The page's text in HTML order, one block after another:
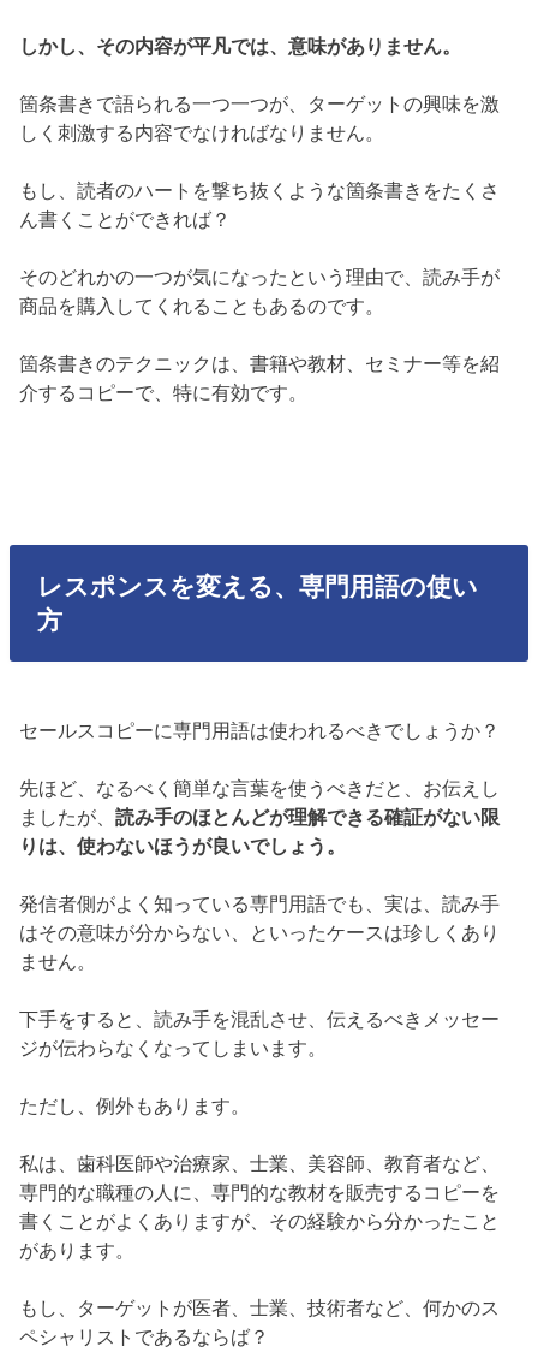
しかし、その内容が平凡では、意味がありません。
箇条書きで語られる一つ一つが、ターゲットの興味を激
しく刺激する内容でなければなりません。
もし、読者のハートを撃ち抜くような箇条書きをたくさ
ん書くことができれば？
そのどれかの一つが気になったという理由で、読み手が
商品を購入してくれることもあるのです。
箇条書きのテクニックは、書籍や教材、セミナー等を紹
介するコピーで、特に有効です。
レスポンスを変える、専門用語の使い
方
セールスコピーに専門用語は使われるべきでしょうか？
先ほど、なるべく簡単な言葉を使うべきだと、お伝えし
ましたが、読み手のほとんどが理解できる確証がない限
りは、使わないほうが良いでしょう。
発信者側がよく知っている専門用語でも、実は、読み手
はその意味が分からない、といったケースは珍しくあり
ません。
下手をすると、読み手を混乱させ、伝えるべきメッセー
ジが伝わらなくなってしまいます。
ただし、例外もあります。
私は、歯科医師や治療家、士業、美容師、教育者など、
専門的な職種の人に、専門的な教材を販売するコピーを
書くことがよくありますが、その経験から分かったこと
があります。
もし、ターゲットが医者、士業、技術者など、何かのス
ペシャリストであるならば？